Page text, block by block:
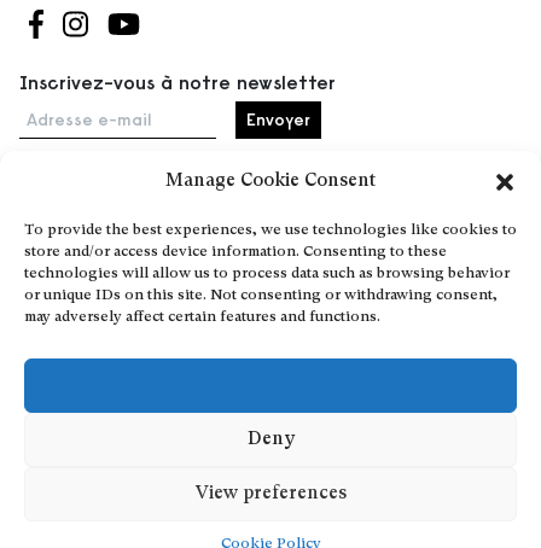
Manage Cookie Consent
To provide the best experiences, we use technologies like cookies to
store and/or access device information. Consenting to these
technologies will allow us to process data such as browsing behavior
or unique IDs on this site. Not consenting or withdrawing consent,
may adversely affect certain features and functions.
Deny
View preferences
Cookie Policy
Suivez-nous sur Facebook
Suivez-nous sur Instagram
Suivez-nous sur Youtube
Inscrivez-vous à notre newsletter
Adresse e-mail
Accueil
Événements
À propos
Partenaires
Contact
Confidentialité et cookies
Devenez contributeur